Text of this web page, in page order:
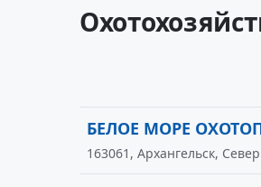
БЕЛОЕ МОРЕ
163061, Архангельск,